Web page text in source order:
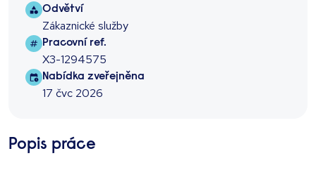
Sector
Odvětví
Zákaznické služby
Job ref
Pracovní ref.
X3-1294575
Job posted
Nabídka zveřejněna
17 čvc 2026
Popis práce